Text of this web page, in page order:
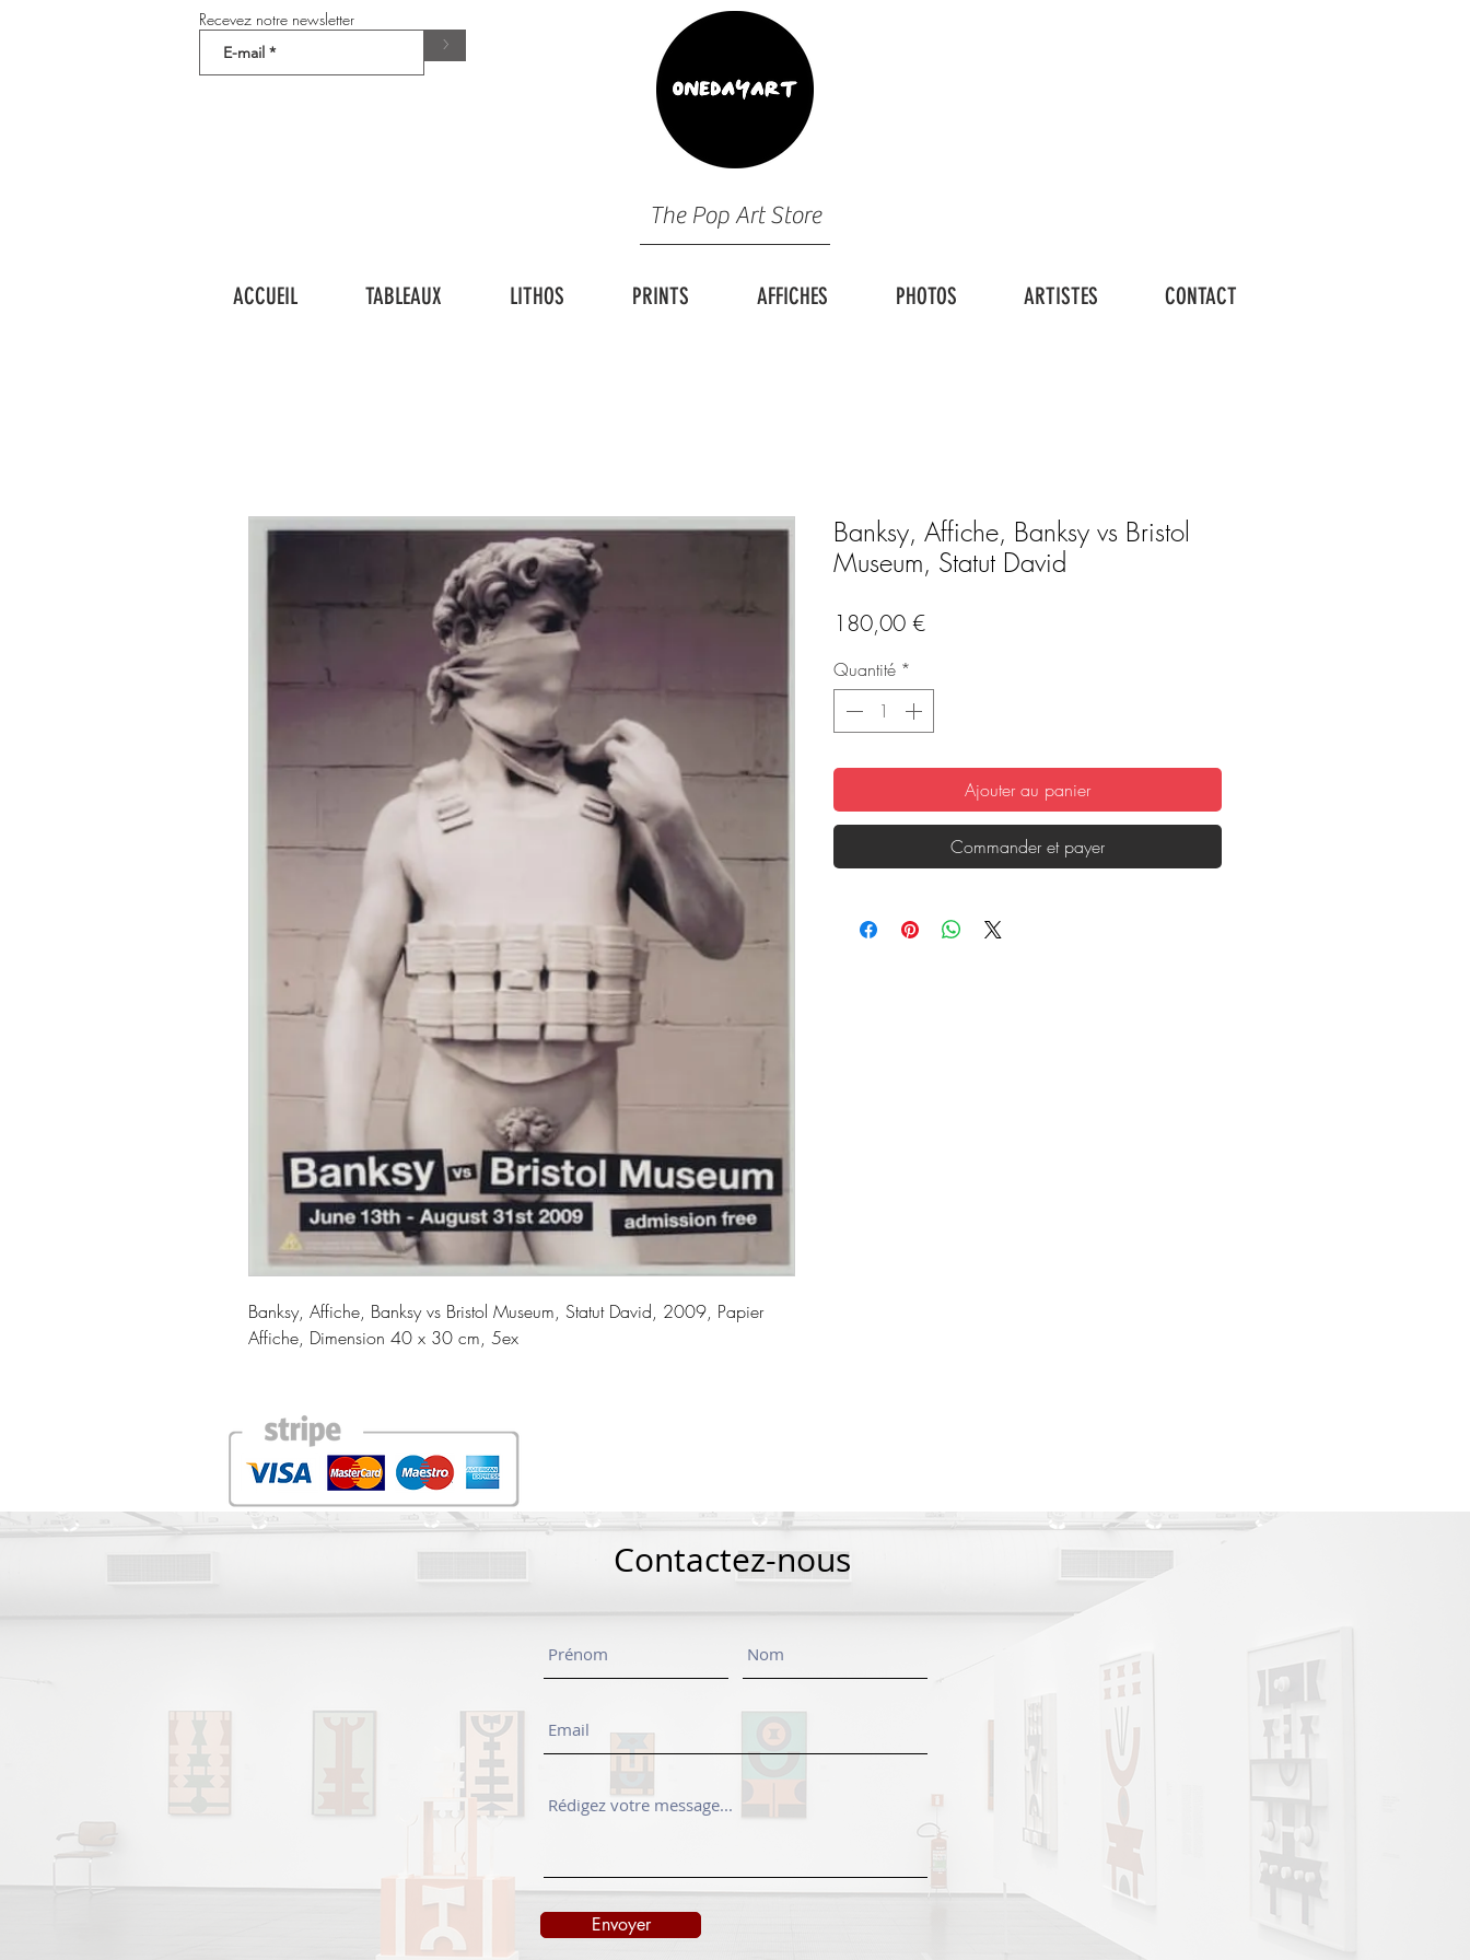
Recevez notre newsletter
>
The Pop Art Store
ACCUEIL TABLEAUX LITHOS PRINTS AFFICHES PHOTOS ARTISTES CONTACT
Banksy, Affiche, Banksy vs Bristol Museum, Statut David, 2009, Papier
Affiche, Dimension 40 x 30 cm, 5ex
Banksy, Affiche, Banksy vs Bristol
Museum, Statut David
180,00 €Prix
Quantité *
Ajouter au panier
Commander et payer
Contactez-nous
Envoyer